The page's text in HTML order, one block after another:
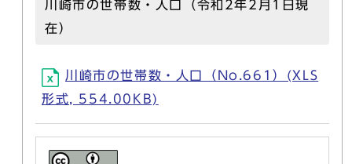
川崎市の世帯数・人口（令和2年2月1日現
在）
川崎市の世帯数・人口（No.661）(XLS
形式, 554.00KB)